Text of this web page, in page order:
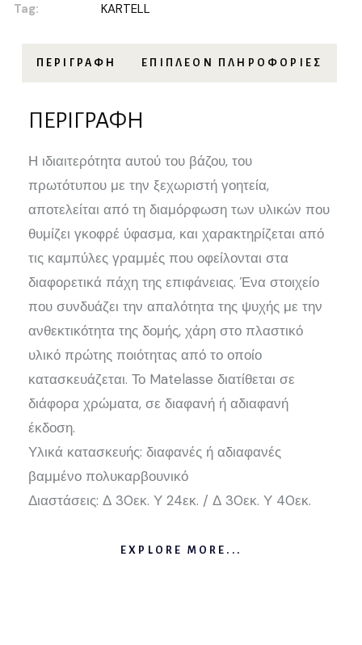
Tag:
KARTELL
ΠΕΡΙΓΡΑΦΉ ΕΠΙΠΛΈΟΝ ΠΛΗΡΟΦΟΡΊΕΣ
ΠΕΡΙΓΡΑΦΉ
Η ιδιαιτερότητα αυτού του βάζου, του
πρωτότυπου με την ξεχωριστή γοητεία,
αποτελείται από τη διαμόρφωση των υλικών που
θυμίζει γκοφρέ ύφασμα, και χαρακτηρίζεται από
τις καμπύλες γραμμές που οφείλονται στα
διαφορετικά πάχη της επιφάνειας. Ένα στοιχείο
που συνδυάζει την απαλότητα της ψυχής με την
ανθεκτικότητα της δομής, χάρη στο πλαστικό
υλικό πρώτης ποιότητας από το οποίο
κατασκευάζεται. Το Matelasse διατίθεται σε
διάφορα χρώματα, σε διαφανή ή αδιαφανή
έκδοση.
Υλικά κατασκευής: διαφανές ή αδιαφανές
βαμμένο πολυκαρβουνικό
Διαστάσεις: Δ 30εκ. Υ 24εκ. / Δ 30εκ. Υ 40εκ.
EXPLORE MORE...